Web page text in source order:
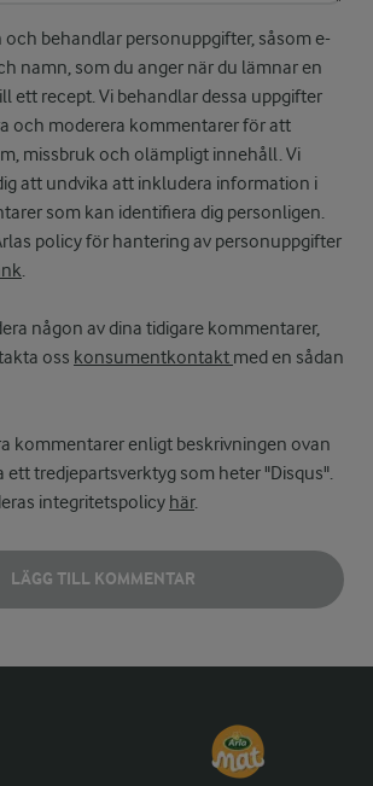
och behandlar personuppgifter, såsom e-
namn, som du anger när du lämnar en
ett recept. Vi behandlar dessa uppgifter
och moderera kommentarer för att
missbruk och olämpligt innehåll. Vi
att undvika att inkludera information i
som kan identifiera dig personligen.
policy för hantering av personuppgifter
.
någon av dina tidigare kommentarer,
oss konsumentkontakt med en sådan
kommentarer enligt beskrivningen ovan
ett tredjepartsverktyg som heter "Disqus".
integritetspolicy här.
LÄGG TILL KOMMENTAR